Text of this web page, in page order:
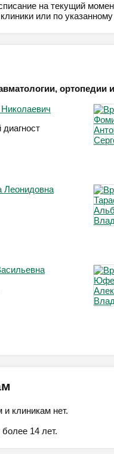
на текущий
или по
ортопедии
Леонидовна
клиникам нет.
14 лет.